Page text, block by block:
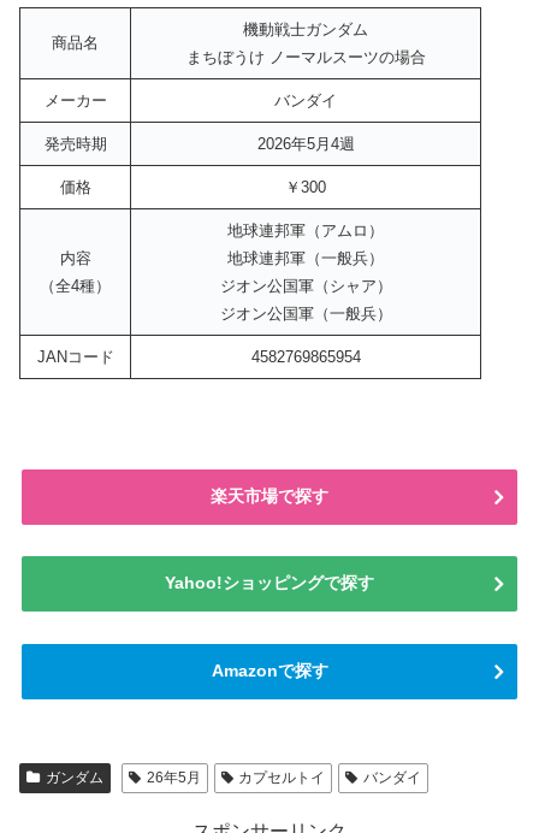
商品名
機動戦士ガンダム
まちぼうけ ノーマルスーツの場合
メーカー バンダイ
発売時期 2026年5月4週
価格 ￥300
内容
（全4種）
地球連邦軍（アムロ）
地球連邦軍（一般兵）
ジオン公国軍（シャア）
ジオン公国軍（一般兵）
JANコード 4582769865954
楽天市場で探す
Yahoo!ショッピングで探す
Amazonで探す
ガンダム 26年5月 カプセルトイ バンダイ